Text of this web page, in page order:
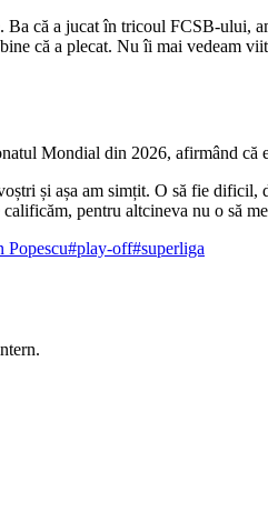
că a jucat în tricoul FCSB-
că a plecat. Nu îi mai vedeam
Mondial din 2026, afirmând
și așa am simțit. O să fie dificil,
pentru altcineva nu o să
Popescu#play-off#superliga